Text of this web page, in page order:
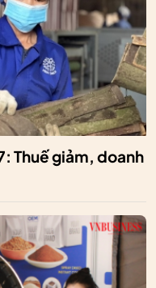
Thuế giảm, doanh